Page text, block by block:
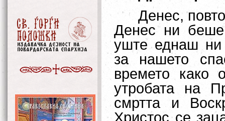
Денес,
Денес ни
уште еднаш ни
за нашето
времето како
утробата на
смртта и
Христос се